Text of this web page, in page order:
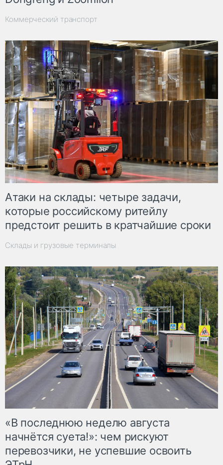
Коммерческий транспорт
Атаки на склады: четыре задачи,
которые российскому ритейлу
предстоит решить в кратчайшие сроки
Склады и грузовые терминалы
«В последнюю неделю августа
начнётся суета!»: чем рискуют
перевозчики, не успевшие освоить